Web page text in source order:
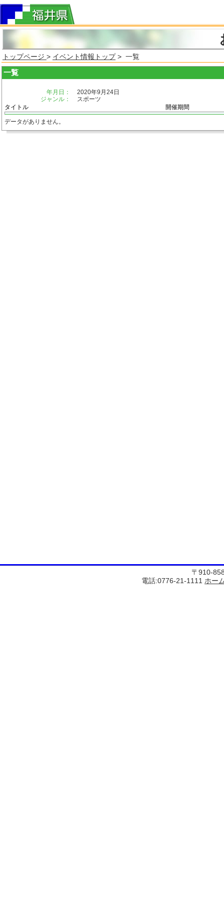
トップページ > イベント情報トップ> 一覧
一覧
年月日：
2020年9月24日
ジャンル：
スポーツ
タイトル
開催期間
データがありません。
〒910-
電話:0776-21-1111 ホー